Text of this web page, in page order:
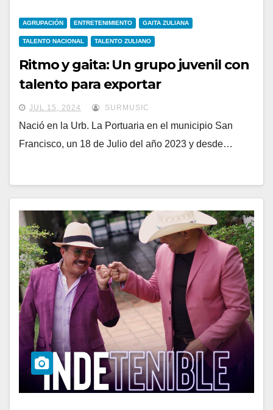
AGRUPACIÓN ENTRETENIMIENTO GAITA ZULIANA
TALENTO NACIONAL TALENTO ZULIANO
Ritmo y gaita: Un grupo juvenil con
talento para exportar
JUL 15, 2024 SURMUSIC
Nació en la Urb. La Portuaria en el municipio San
Francisco, un 18 de Julio del año 2023 y desde…